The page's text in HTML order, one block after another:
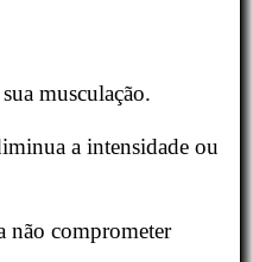
musculação.
a intensidade ou
não comprometer